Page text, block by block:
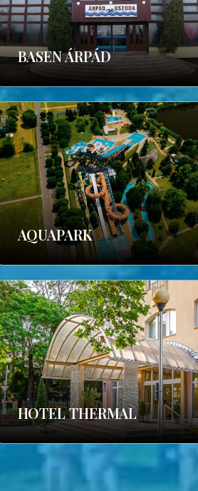
BASEN ÁRPÁD
AQUAPARK
HOTEL THERMAL